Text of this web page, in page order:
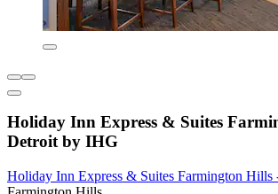
Holiday Inn Express & Suites
Detroit by IHG
Holiday Inn Express & Suites Farmington